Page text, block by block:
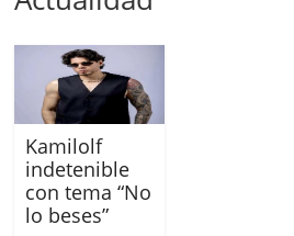
Kamilolf
indetenible
con tema “No
lo beses”